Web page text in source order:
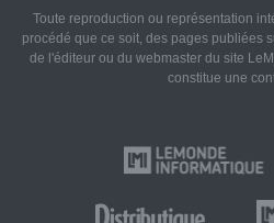
Toute reproduction ou représentation
procédé que ce soit, des pages publiées
de l'éditeur ou du webmaster du site
constitue une